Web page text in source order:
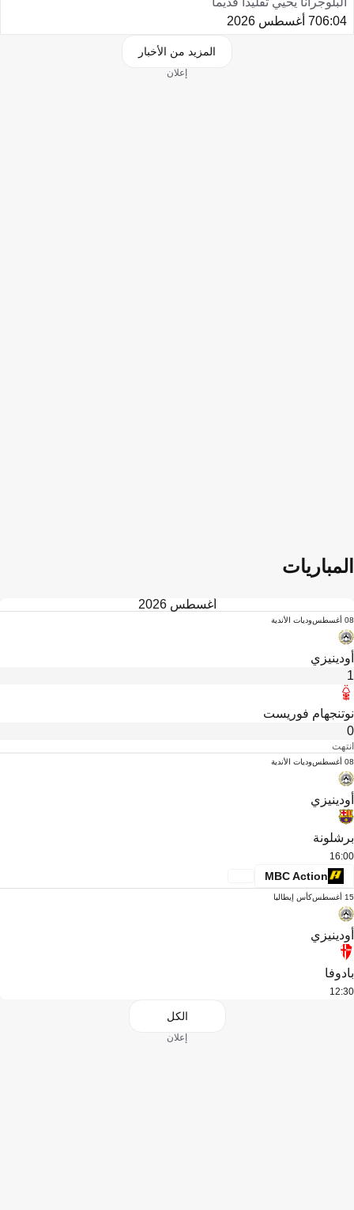
06:047 أغسطس 2026
المزيد من الأخبار
إعلان
المباريات
أغسطس 2026
08 أغسطس وديات الأندية
أودينيزي
1
نوتنجهام فوريست
0
انتهت
08 أغسطس وديات الأندية
أودينيزي
برشلونة
16:00
MBC Action
15 أغسطس كأس إيطاليا
أودينيزي
بادوفا
12:30
الكل
إعلان